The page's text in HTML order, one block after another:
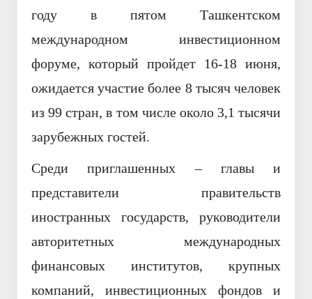
году в пятом Ташкентском
международном инвестиционном
форуме, который пройдет 16-18 июня,
ожидается участие более 8 тысяч человек
из 99 стран, в том числе около 3,1 тысячи
зарубежных гостей.
Среди приглашенных – главы и
представители правительств
иностранных государств, руководители
авторитетных международных
финансовых институтов, крупных
компаний, инвестиционных фондов и